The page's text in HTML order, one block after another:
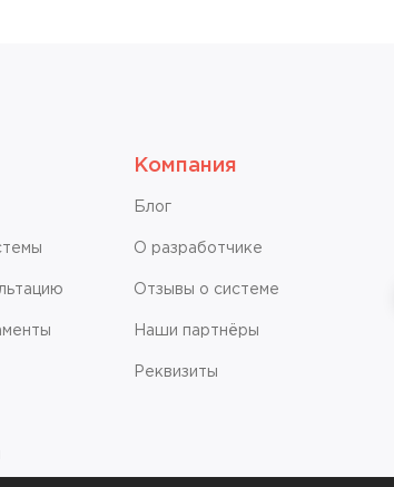
Компания
Блог
О разработчике
Отзывы о системе
Наши партнёры
Реквизиты